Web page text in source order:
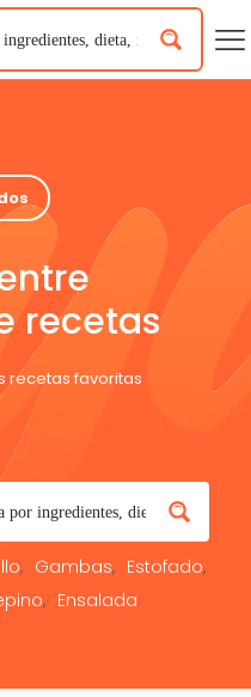
recetas
recetas favoritas
Gambas
Estofado
Ensalada